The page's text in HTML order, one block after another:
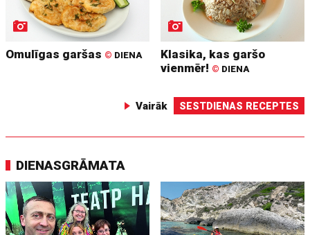
Omulīgas garšas © DIENA
Klasika, kas garšo
vienmēr! © DIENA
Vairāk SESTDIENAS RECEPTES
DIENASGRĀMATA